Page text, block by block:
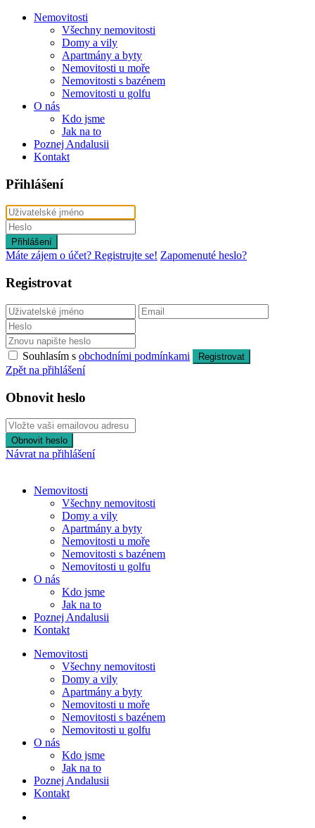
Nemovitosti
Všechny nemovitosti
Domy a vily
Apartmány a byty
Nemovitosti u moře
Nemovitosti s bazénem
Nemovitosti u golfu
O nás
Kdo jsme
Jak na to
Poznej Andalusii
Kontakt
Přihlášení
Přihlášení
Máte zájem o účet? Registrujte se! Zapomenuté heslo?
Registrovat
Souhlasím s obchodními podmínkami Registrovat
Zpět na přihlášení
Obnovit heslo
Obnovit heslo
Návrat na přihlášení
Nemovitosti
Všechny nemovitosti
Domy a vily
Apartmány a byty
Nemovitosti u moře
Nemovitosti s bazénem
Nemovitosti u golfu
O nás
Kdo jsme
Jak na to
Poznej Andalusii
Kontakt
Nemovitosti
Všechny nemovitosti
Domy a vily
Apartmány a byty
Nemovitosti u moře
Nemovitosti s bazénem
Nemovitosti u golfu
O nás
Kdo jsme
Jak na to
Poznej Andalusii
Kontakt